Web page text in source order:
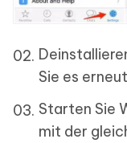
Sie es
Starten Sie
mit der